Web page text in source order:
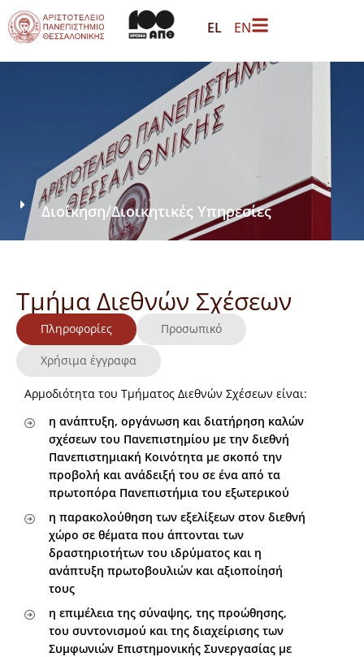
EL EN
Διοίκηση/Διοικητικές Υπηρεσίες
Τμήμα Διεθνών Σχέσεων
Πληροφορίες Προσωπικό
Χρήσιμα έγγραφα
Αρμοδιότητα του Τμήματος Διεθνών Σχέσεων είναι:
η ανάπτυξη, οργάνωση και διατήρηση καλών
σχέσεων του Πανεπιστημίου με την διεθνή
Πανεπιστημιακή Κοινότητα με σκοπό την
προβολή και ανάδειξή του σε ένα από τα
πρωτοπόρα Πανεπιστήμια του εξωτερικού
η παρακολούθηση των εξελίξεων στον διεθνή
χώρο σε θέματα που άπτονται των
δραστηριοτήτων του ιδρύματος και η
ανάπτυξη πρωτοβουλιών και αξιοποίησή
τους
η επιμέλεια της σύναψης, της προώθησης,
του συντονισμού και της διαχείρισης των
Συμφωνιών Επιστημονικής Συνεργασίας με